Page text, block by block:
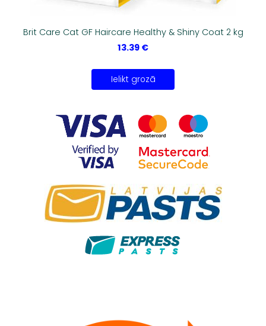
Brit Care Cat GF Haircare Healthy & Shiny Coat 2 kg
13.39 €
Ielikt grozā